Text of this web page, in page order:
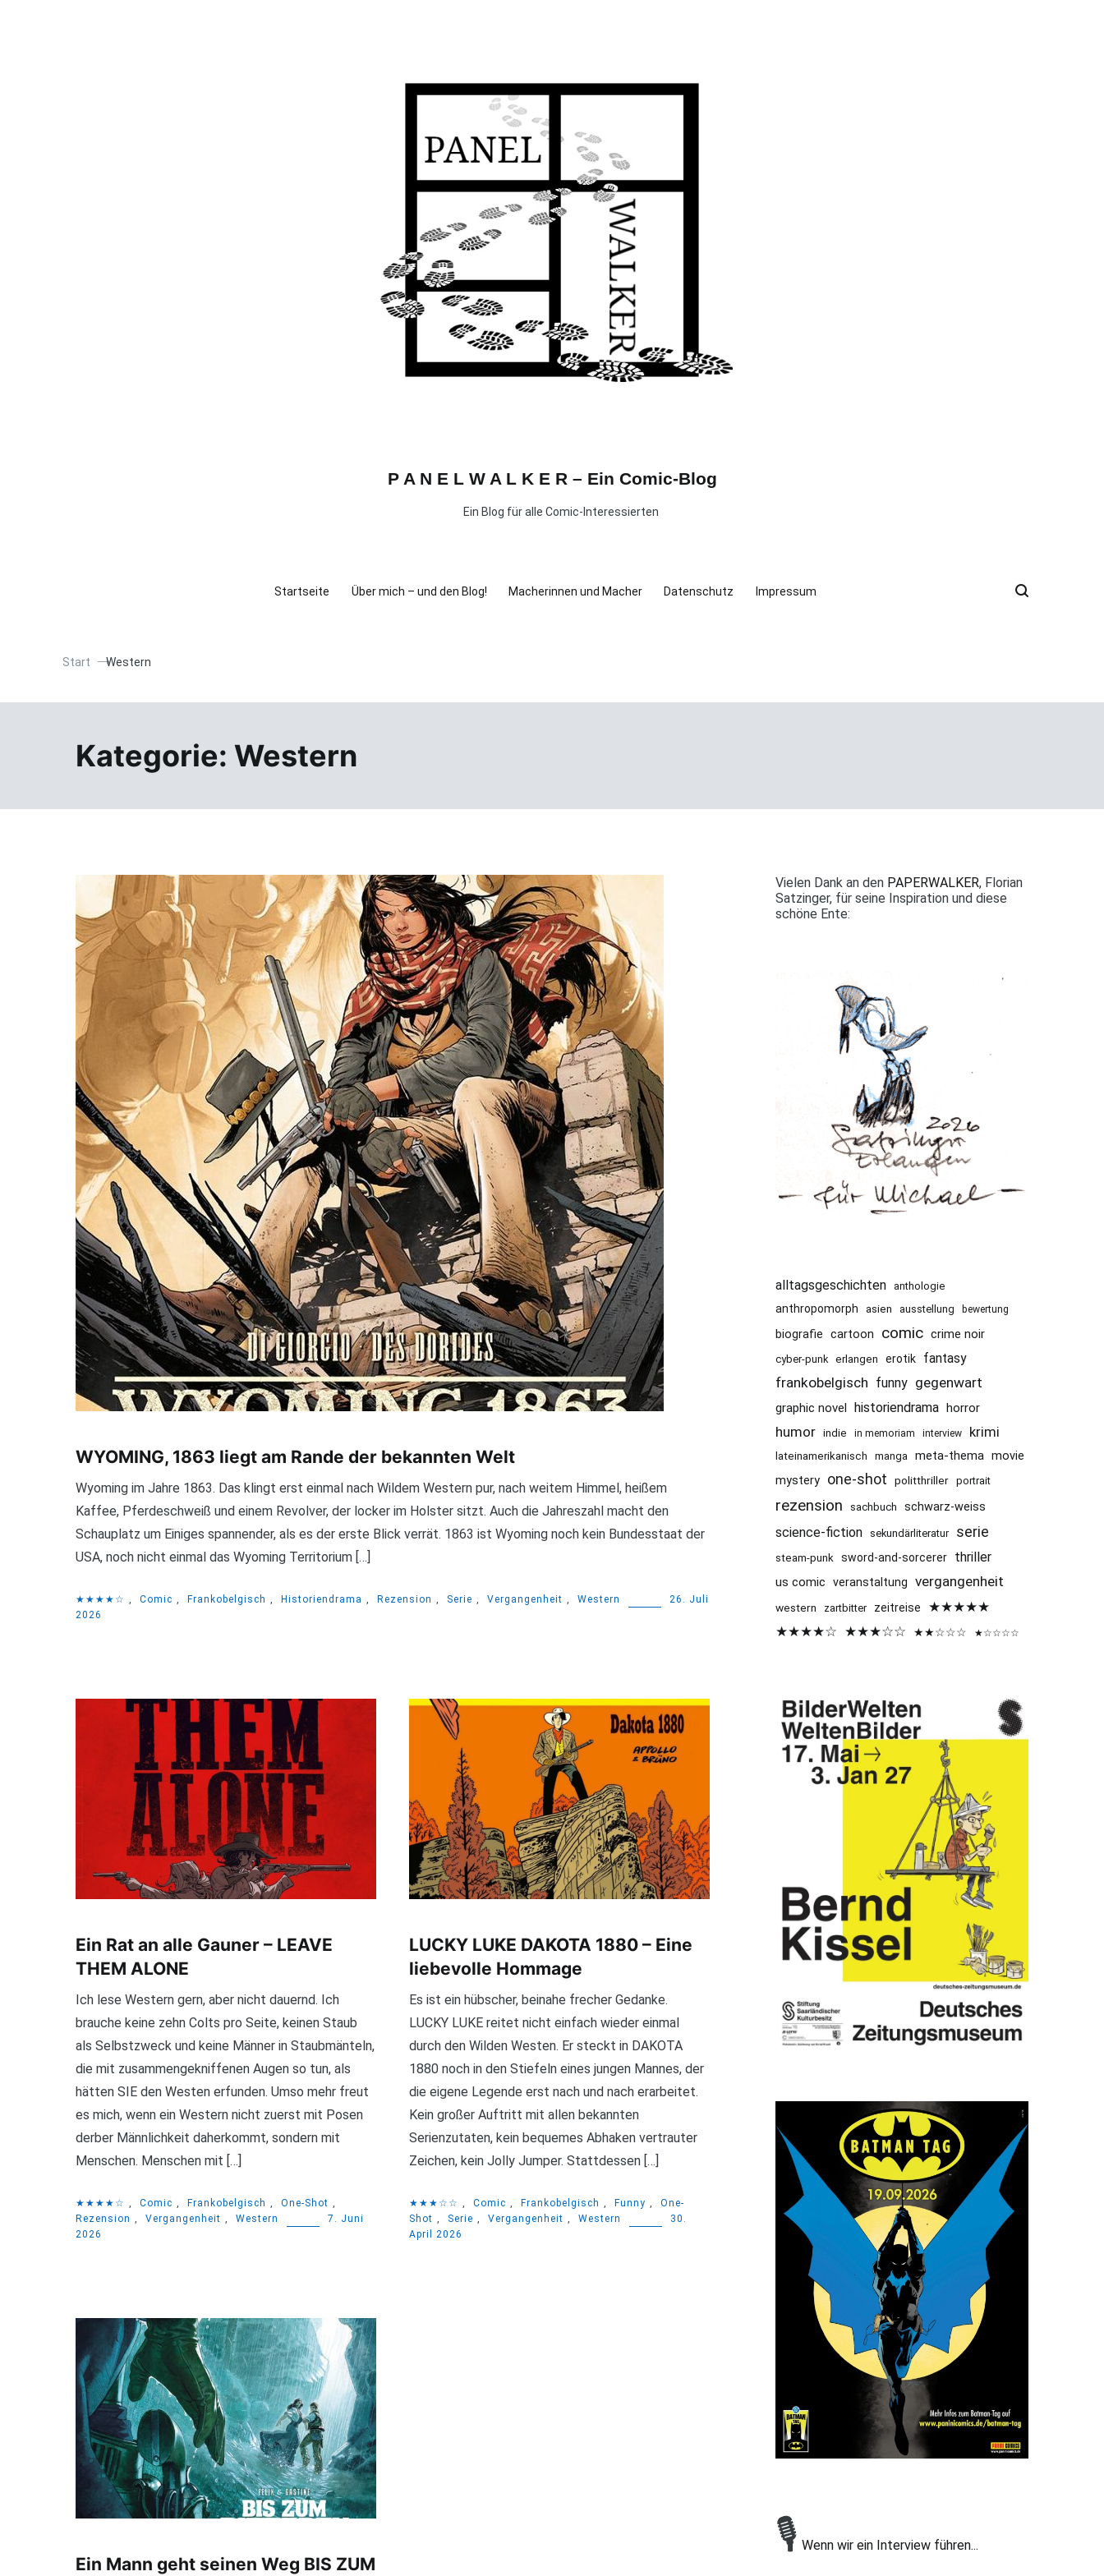
P A N E L W A L K E R – Ein Comic-Blog
Ein Blog für alle Comic-Interessierten
Startseite Über mich – und den Blog! Macherinnen und Macher Datenschutz Impressum
Start Western
Kategorie: Western
WYOMING, 1863 liegt am Rande der bekannten Welt
Wyoming im Jahre 1863. Das klingt erst einmal nach Wildem Western pur, nach weitem Himmel, heißem
Kaffee, Pferdeschweiß und einem Revolver, der locker im Holster sitzt. Auch die Jahreszahl macht den
Schauplatz um Einiges spannender, als es der erste Blick verrät. 1863 ist Wyoming noch kein Bundesstaat der
USA, noch nicht einmal das Wyoming Territorium […]
★★★★☆ , Comic , Frankobelgisch , Historiendrama , Rezension , Serie , Vergangenheit , Western
26. Juli
2026
Ein Rat an alle Gauner – LEAVE
THEM ALONE
Ich lese Western gern, aber nicht dauernd. Ich
brauche keine zehn Colts pro Seite, keinen Staub
als Selbstzweck und keine Männer in Staubmänteln,
die mit zusammengekniffenen Augen so tun, als
hätten SIE den Westen erfunden. Umso mehr freut
es mich, wenn ein Western nicht zuerst mit Posen
derber Männlichkeit daherkommt, sondern mit
Menschen. Menschen mit […]
★★★★☆ , Comic , Frankobelgisch , One-Shot ,
Rezension , Vergangenheit , Western
7. Juni
2026
LUCKY LUKE DAKOTA 1880 – Eine
liebevolle Hommage
Es ist ein hübscher, beinahe frecher Gedanke.
LUCKY LUKE reitet nicht einfach wieder einmal
durch den Wilden Westen. Er steckt in DAKOTA
1880 noch in den Stiefeln eines jungen Mannes, der
die eigene Legende erst nach und nach erarbeitet.
Kein großer Auftritt mit allen bekannten
Serienzutaten, kein bequemes Abhaken vertrauter
Zeichen, kein Jolly Jumper. Stattdessen […]
★★★☆☆ , Comic , Frankobelgisch , Funny ,
One-
Shot , Serie , Vergangenheit , Western
30.
April 2026
Ein Mann geht seinen Weg BIS ZUM
Vielen Dank an den PAPERWALKER, Florian
Satzinger, für seine Inspiration und diese
schöne Ente:
alltagsgeschichten anthologie
anthropomorph asien ausstellung bewertung
biografie cartoon comic crime noir
cyber-punk erlangen erotik fantasy
frankobelgisch funny gegenwart
graphic novel historiendrama horror
humor indie in memoriam interview krimi
lateinamerikanisch manga meta-thema movie
mystery one-shot politthriller portrait
rezension sachbuch schwarz-weiss
science-fiction sekundärliteratur serie
steam-punk sword-and-sorcerer thriller
us comic veranstaltung vergangenheit
western zartbitter zeitreise
★★★★★
★★★★☆ ★★★☆☆ ★★☆☆☆ ★☆☆☆☆
🎙 Wenn wir ein Interview führen...